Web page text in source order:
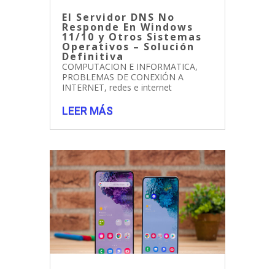
El Servidor DNS No
Responde En Windows
11/10 y Otros Sistemas
Operativos – Solución
Definitiva
COMPUTACION E INFORMATICA,
PROBLEMAS DE CONEXIÓN A
INTERNET, redes e internet
LEER MÁS